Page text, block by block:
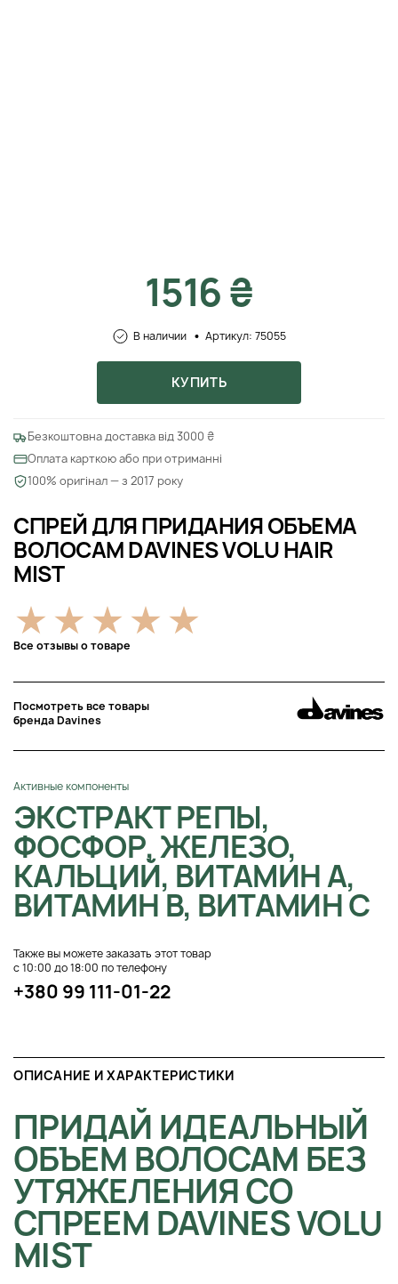
СПРЕЙ ДЛЯ ПРИДАНИЯ ОБЪЕМА
ВОЛОСАМ DAVINES VOLU HAIR
MIST
Все отзывы о товаре
Посмотреть все товары
бренда Davines
Активные компоненты
ЭКСТРАКТ РЕПЫ,
ФОСФОР, ЖЕЛЕЗО,
КАЛЬЦИЙ, ВИТАМИН А,
ВИТАМИН В, ВИТАМИН С
Также вы можете заказать этот товар
с 10:00 до 18:00 по телефону
+380 99 111-01-22
1516 ₴
В наличии Артикул: 75055
КУПИТЬ
Безкоштовна доставка від 3000 ₴
Оплата карткою або при отриманні
100% оригінал — з 2017 року
ОПИСАНИЕ И ХАРАКТЕРИСТИКИ
ПРИДАЙ ИДЕАЛЬНЫЙ
ОБЪЕМ ВОЛОСАМ БЕЗ
УТЯЖЕЛЕНИЯ СО
СПРЕЕМ DAVINES VOLU
MIST